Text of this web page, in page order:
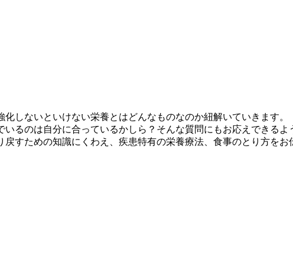
しないといけない栄養とはどんなものなのか紐解いていきます。
るのは自分に合っているかしら？そんな質問にもお応えできるよ
すための知識にくわえ、疾患特有の栄養療法、食事のとり方をお